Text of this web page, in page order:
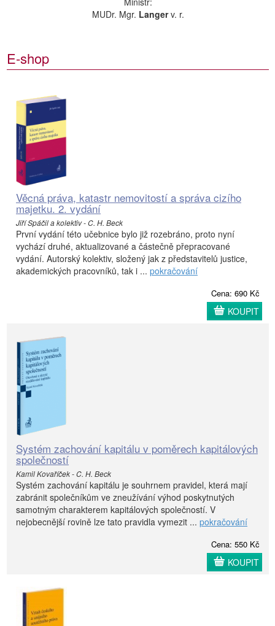
MUDr. Mgr. Langerv. r.
E-shop
Věcná práva, katastr nemovitostí a správa cizího
majetku. 2. vydání
Jiří Spáčil a kolektiv - C. H. Beck
První vydání této učebnice bylo již rozebráno, proto nyní
vychází druhé, aktualizované a částečně přepracované
vydání. Autorský kolektiv, složený jak z představitelů justice,
akademických pracovníků, tak i ... pokračování
Cena: 690 Kč
KOUPIT
Systém zachování kapitálu v poměrech kapitálových
společností
Kamil Kovaříček - C. H. Beck
Systém zachování kapitálu je souhrnem pravidel, která mají
zabránit společníkům ve zneužívání výhod poskytnutých
samotným charakterem kapitálových společností. V
nejobecnější rovině lze tato pravidla vymezit ... pokračování
Cena: 550 Kč
KOUPIT